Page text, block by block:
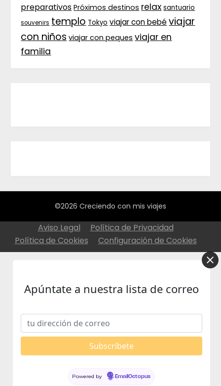
preparativos Próximos destinos relax santuario
souvenirs templo Tokyo viajar con bebé viajar
con niños viajar con peques viajar en
familia
©2026 Creciendo con mis viajes
Aviso Legal
Política de Privacidad
Política de Cookies
Configuración de Cookies
Apúntate a nuestra lista de correo
Powered by EmailOctopus